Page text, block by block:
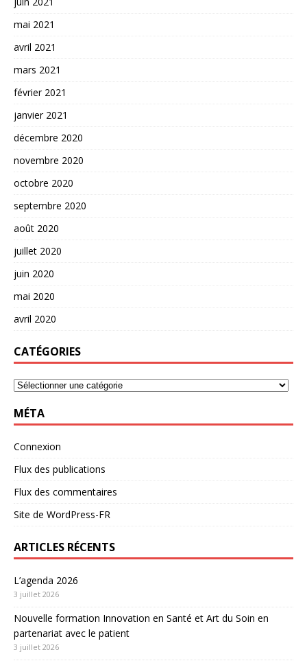
mai 2021
avril 2021
mars 2021
février 2021
janvier 2021
décembre 2020
novembre 2020
octobre 2020
septembre 2020
août 2020
juillet 2020
juin 2020
mai 2020
avril 2020
CATÉGORIES
MÉTA
Connexion
Flux des publications
Flux des commentaires
Site de WordPress-FR
ARTICLES RÉCENTS
L’agenda 2026
3 juillet 2026
Nouvelle formation Innovation en Santé et Art du Soin en
partenariat avec le patient
3 juillet 2026